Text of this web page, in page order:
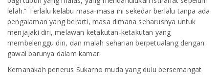
lelah.” Terlalu kelabu masa-masa ini sekedar berlalu tanpa ada
pengalaman yang berarti, masa dimana seharusnya untuk
menjajaki diri, melawan ketakutan-ketakutan yang
membelenggu diri, dan malah seharian berpetualang dengan
gawai barunya dalam kamar.
Kemanakah penerus Sukarno muda yang dulu bersemangat